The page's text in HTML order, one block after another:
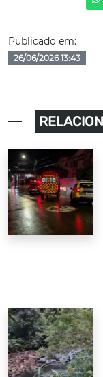
Publicado em:
26/06/2026 13:43